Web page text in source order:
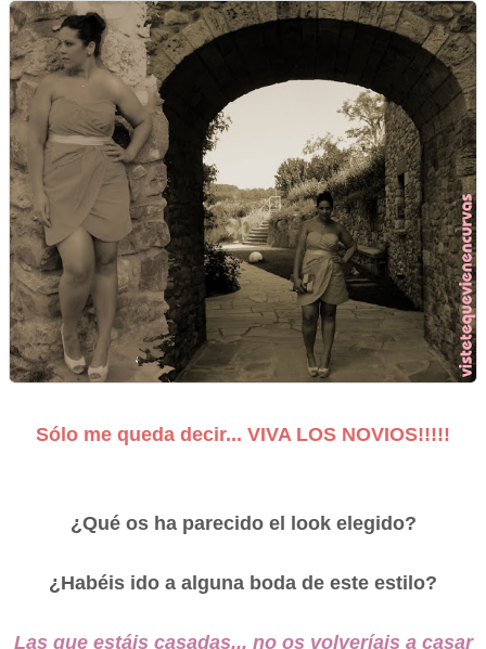
Sólo me queda decir... VIVA LOS NOVIOS!!!!!
¿Qué os ha parecido el look elegido?
¿Habéis ido a alguna boda de este estilo?
Las que estáis casadas... no os volveríais a casar